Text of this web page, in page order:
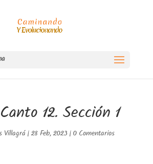
12. Sección 1
Villagrá | 28 Feb, 2023 | 0 Comentarios